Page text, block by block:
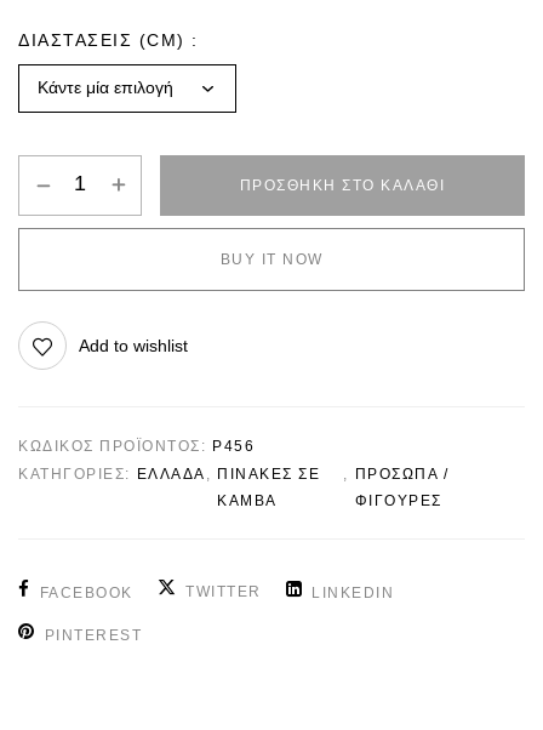
ΔΙΑΣΤΑΣΕΙΣ (CM)
ΠΡΟΣΘΉΚΗ ΣΤΟ ΚΑΛΆΘΙ
BUY IT NOW
Add to wishlist
ΚΩΔΙΚΌΣ ΠΡΟΪΌΝΤΟΣ: P456
ΚΑΤΗΓΟΡΊΕΣ: ΕΛΛΆΔΑ
ΠΙΝΑΚΕΣ ΣΕ
ΚΑΜΒΑ
ΠΡΟΣΩΠΑ /
ΦΙΓΟΥΡΕΣ
FACEBOOK TWITTER LINKEDIN
PINTEREST